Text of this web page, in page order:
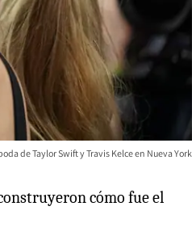
de Taylor Swift y Travis Kelce en Nueva York
cómo fue el